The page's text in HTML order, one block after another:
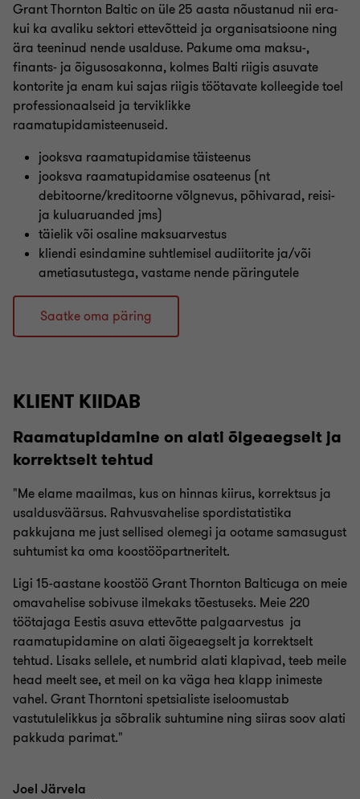
Grant Thornton Baltic on üle 25 aasta nõustanud nii era-
kui ka avaliku sektori ettevõtteid ja organisatsioone ning
ära teeninud nende usalduse. Pakume oma maksu-,
finants- ja õigusosakonna, kolmes Balti riigis asuvate
kontorite ja enam kui sajas riigis töötavate kolleegide toel
professionaalseid ja terviklikke
raamatupidamisteenuseid.
jooksva raamatupidamise täisteenus
jooksva raamatupidamise osateenus (nt
debitoorne/kreditoorne võlgnevus, põhivarad, reisi-
ja kuluaruanded jms)
täielik või osaline maksuarvestus
kliendi esindamine suhtlemisel audiitorite ja/või
ametiasutustega, vastame nende päringutele
Saatke oma päring
KLIENT KIIDAB
Raamatupidamine on alati õigeaegselt ja
korrektselt tehtud
"Me elame maailmas, kus on hinnas kiirus, korrektsus ja
usaldusväärsus. Rahvusvahelise spordistatistika
pakkujana me just sellised olemegi ja ootame samasugust
suhtumist ka oma koostööpartneritelt.
Ligi 15-aastane koostöö Grant Thornton Balticuga on meie
omavahelise sobivuse ilmekaks tõestuseks. Meie 220
töötajaga Eestis asuva ettevõtte palgaarvestus ja
raamatupidamine on alati õigeaegselt ja korrektselt
tehtud. Lisaks sellele, et numbrid alati klapivad, teeb meile
head meelt see, et meil on ka väga hea klapp inimeste
vahel. Grant Thorntoni spetsialiste iseloomustab
vastutulelikkus ja sõbralik suhtumine ning siiras soov alati
pakkuda parimat."
Joel Järvela